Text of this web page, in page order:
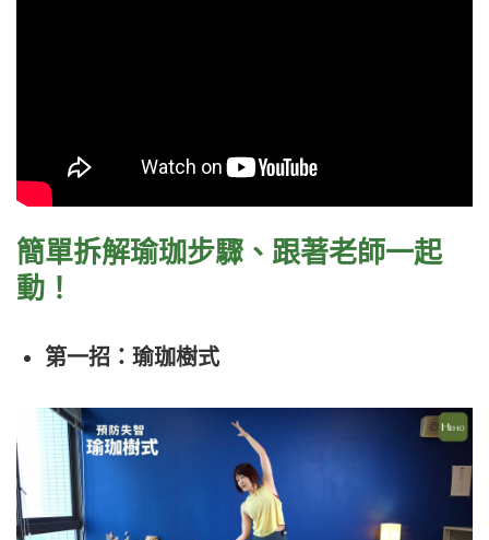
簡單拆解瑜珈步驟、跟著老師一起
動！
第一招：瑜珈樹式